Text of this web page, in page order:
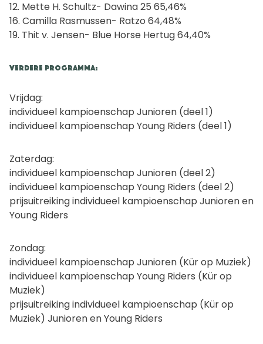
12. Mette H. Schultz- Dawina 25 65,46%
16. Camilla Rasmussen- Ratzo 64,48%
19. Thit v. Jensen- Blue Horse Hertug 64,40%
Verdere programma:
Vrijdag:
individueel kampioenschap Junioren (deel 1)
individueel kampioenschap Young Riders (deel 1)
Zaterdag:
individueel kampioenschap Junioren (deel 2)
individueel kampioenschap Young Riders (deel 2)
prijsuitreiking individueel kampioenschap Junioren en
Young Riders
Zondag:
individueel kampioenschap Junioren (Kür op Muziek)
individueel kampioenschap Young Riders (Kür op
Muziek)
prijsuitreiking individueel kampioenschap (Kür op
Muziek) Junioren en Young Riders